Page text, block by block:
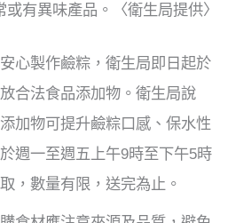
有異味產品。〈衛生局提供〉
心製作鹼粽，衛生局即日起於
合法食品添加物。衛生局說
加物可提升鹼粽口感、保水性
週一至週五上午9時至下午5時
，數量有限，送完為止。